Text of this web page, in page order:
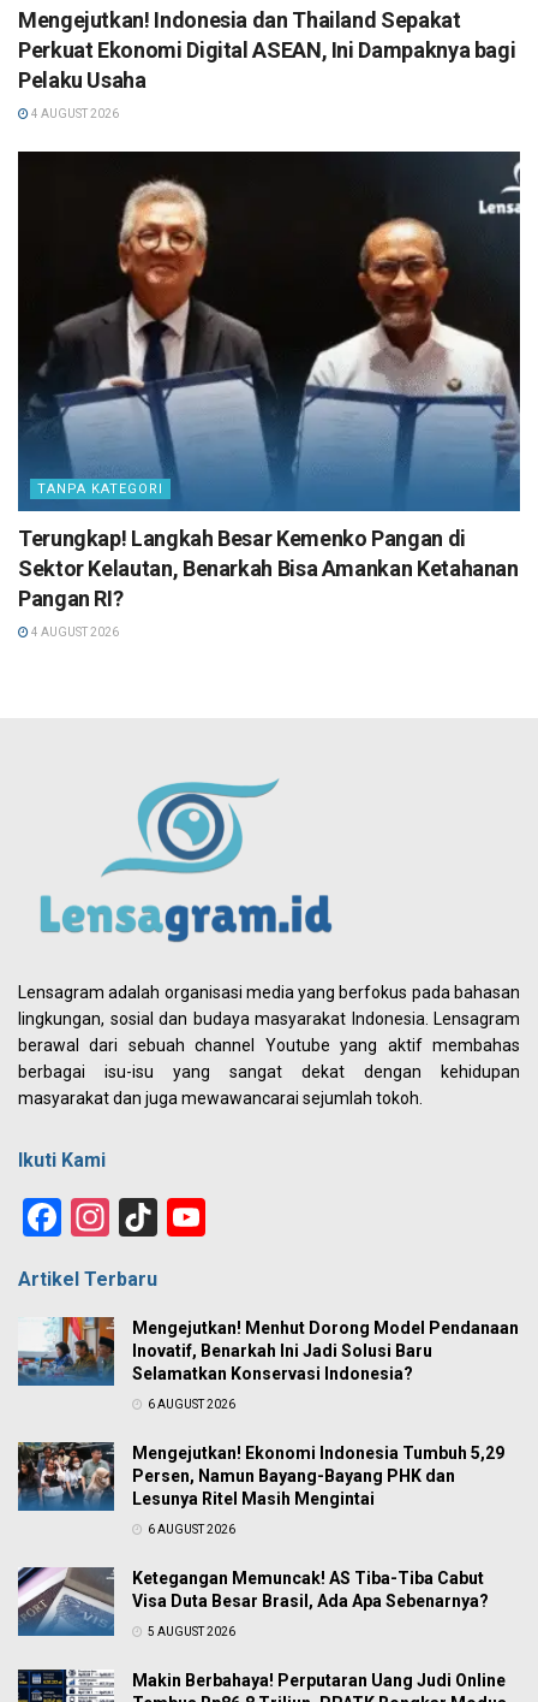
Mengejutkan! Indonesia dan Thailand Sepakat
Perkuat Ekonomi Digital ASEAN, Ini Dampaknya bagi
Pelaku Usaha
4 AUGUST 2026
TANPA KATEGORI
Terungkap! Langkah Besar Kemenko Pangan di
Sektor Kelautan, Benarkah Bisa Amankan Ketahanan
Pangan RI?
4 AUGUST 2026
Lensagram adalah organisasi media yang berfokus pada bahasan
lingkungan, sosial dan budaya masyarakat Indonesia. Lensagram
berawal dari sebuah channel Youtube yang aktif membahas
berbagai isu-isu yang sangat dekat dengan kehidupan
masyarakat dan juga mewawancarai sejumlah tokoh.
Ikuti Kami
Facebook
Instagram
TikTok
Artikel Terbaru
Mengejutkan! Menhut Dorong Model Pendanaan
Inovatif, Benarkah Ini Jadi Solusi Baru
Selamatkan Konservasi Indonesia?
6 AUGUST 2026
Mengejutkan! Ekonomi Indonesia Tumbuh 5,29
Persen, Namun Bayang-Bayang PHK dan
Lesunya Ritel Masih Mengintai
6 AUGUST 2026
Ketegangan Memuncak! AS Tiba-Tiba Cabut
Visa Duta Besar Brasil, Ada Apa Sebenarnya?
5 AUGUST 2026
Makin Berbahaya! Perputaran Uang Judi Online